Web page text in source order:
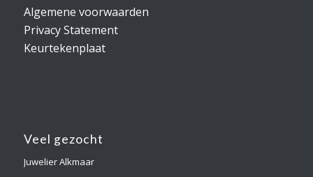
Algemene voorwaarden
Privacy Statement
Keurtekenplaat
Veel gezocht
Juwelier Alkmaar